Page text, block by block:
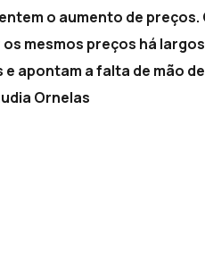
o aumento de
mesmos preços há
apontam a falta de mão
Ornelas